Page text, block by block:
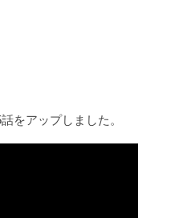
をアップしました。